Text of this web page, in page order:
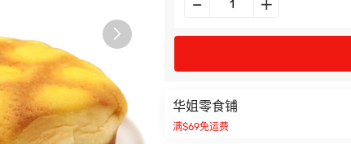

华姐零食铺
满$69免运费